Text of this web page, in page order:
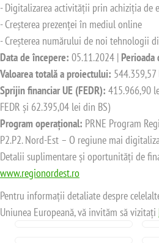
- Digitalizarea activității prin achiziția de
- Creșterea prezenței în mediul online
- Creșterea numărului de noi tehnologii
Data de începere: 05.11.2024 |
Valoarea totală a proiectului: 544.359,57
Sprijin financiar UE (FEDR): 415.966,90
FEDR și 62.395,04 lei din BS)
Program operațional: PRNE Program
P2.P2. Nord-Est – O regiune mai
Detalii suplimentare și oportunități de
www.regionordest.ro
Pentru informații detaliate despre
Uniunea Europeană, vă invităm să vizitați